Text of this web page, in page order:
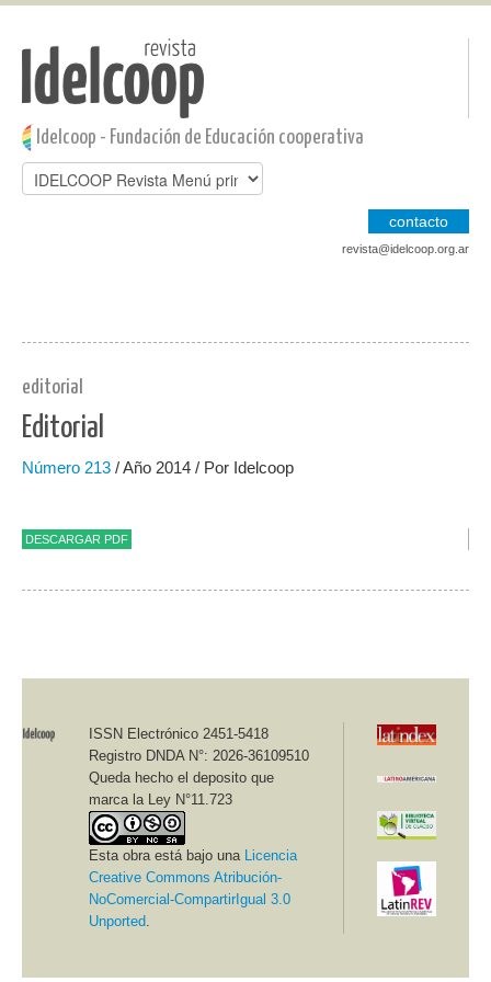
Pasar al contenido principal
Jump to main content
Idelcoop - Fundación de Educación cooperativa
contacto
revista@idelcoop.org.ar
editorial
Editorial
Número 213 / Año 2014 / Por Idelcoop
DESCARGAR PDF
ISSN Electrónico 2451-5418
Registro DNDA N°: 2026-36109510
Queda hecho el deposito que
marca la Ley N°11.723
Esta obra está bajo una Licencia
Creative Commons Atribución-
NoComercial-CompartirIgual 3.0
Unported.